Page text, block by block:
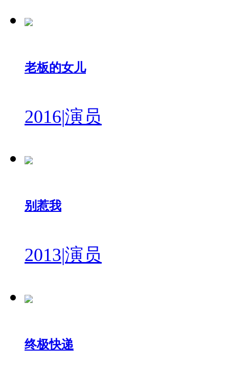
老板的女儿
2016|演员
别惹我
2013|演员
终极快递